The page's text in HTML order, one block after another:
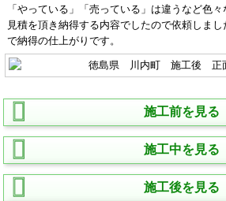
「やっている」「売っている」は違うなど色
見積を頂き納得する内容でしたので依頼しま
で納得の仕上がりです。
施工前を見る
施工中を見る
施工後を見る